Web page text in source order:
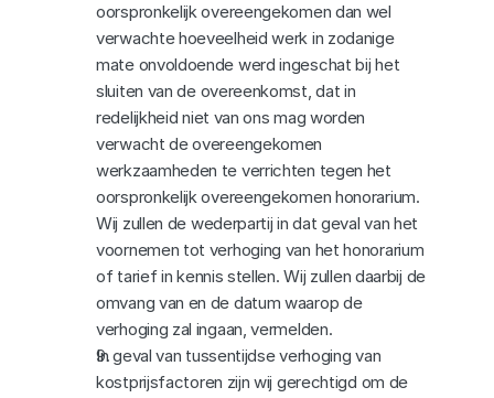
oorspronkelijk overeengekomen dan wel
verwachte hoeveelheid werk in zodanige
mate onvoldoende werd ingeschat bij het
sluiten van de overeenkomst, dat in
redelijkheid niet van ons mag worden
verwacht de overeengekomen
werkzaamheden te verrichten tegen het
oorspronkelijk overeengekomen honorarium.
Wij zullen de wederpartij in dat geval van het
voornemen tot verhoging van het honorarium
of tarief in kennis stellen. Wij zullen daarbij de
omvang van en de datum waarop de
verhoging zal ingaan, vermelden.
In geval van tussentijdse verhoging van
kostprijsfactoren zijn wij gerechtigd om de